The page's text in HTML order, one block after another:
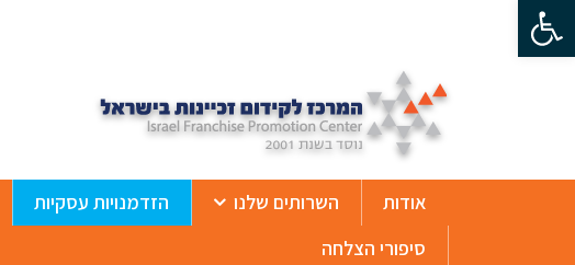
פתח סרגל נגישות
אודות השרותים שלנו הזדמנויות עסקיות
סיפורי הצלחה